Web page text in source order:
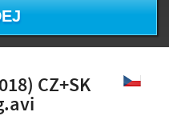
CZ+SK